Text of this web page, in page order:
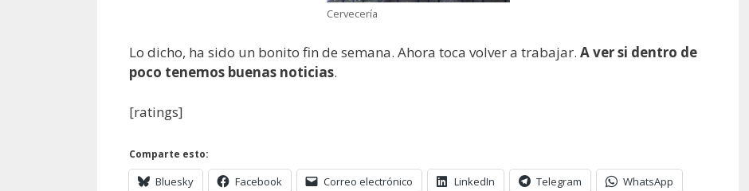
Cervecería
Lo dicho, ha sido un bonito fin de semana. Ahora toca volver a trabajar. A ver si dentro de
poco tenemos buenas noticias.
[ratings]
Comparte esto:
Bluesky Facebook Correo electrónico LinkedIn Telegram WhatsApp